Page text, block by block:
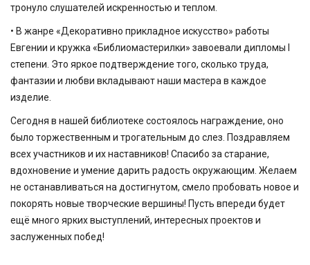
тронуло слушателей искренностью и теплом.
• В жанре «Декоративно прикладное искусство» работы
Евгении и кружка «Библиомастерилки» завоевали дипломы I
степени. Это яркое подтверждение того, сколько труда,
фантазии и любви вкладывают наши мастера в каждое
изделие.
Сегодня в нашей библиотеке состоялось награждение, оно
было торжественным и трогательным до слез. Поздравляем
всех участников и их наставников! Спасибо за старание,
вдохновение и умение дарить радость окружающим. Желаем
не останавливаться на достигнутом, смело пробовать новое и
покорять новые творческие вершины! Пусть впереди будет
ещё много ярких выступлений, интересных проектов и
заслуженных побед!